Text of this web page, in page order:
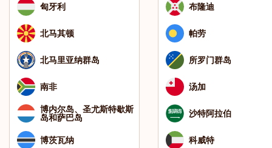
匈牙利
北马其顿
北马里亚纳群岛
南非
博内尔岛、圣尤斯特歇斯
岛和萨巴岛
博茨瓦纳
布隆迪
帕劳
所罗门群岛
汤加
沙特阿拉伯
科威特